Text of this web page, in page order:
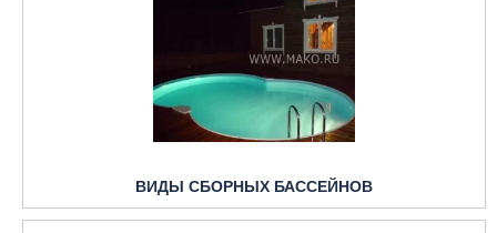
ВИДЫ СБОРНЫХ БАССЕЙНОВ